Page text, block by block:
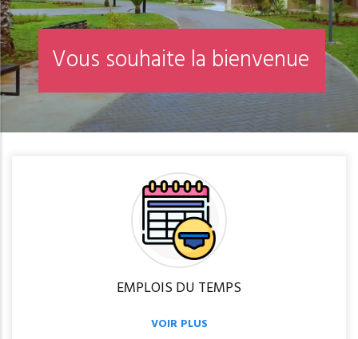
Vous souhaite la bienvenue
EMPLOIS DU TEMPS
VOIR PLUS